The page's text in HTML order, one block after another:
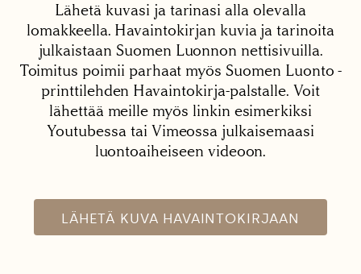
Lähetä kuvasi ja tarinasi alla olevalla
lomakkeella. Havaintokirjan kuvia ja tarinoita
julkaistaan Suomen Luonnon nettisivuilla.
Toimitus poimii parhaat myös Suomen Luonto -
printtilehden Havaintokirja-palstalle. Voit
lähettää meille myös linkin esimerkiksi
Youtubessa tai Vimeossa julkaisemaasi
luontoaiheiseen videoon.
LÄHETÄ KUVA HAVAINTOKIRJAAN